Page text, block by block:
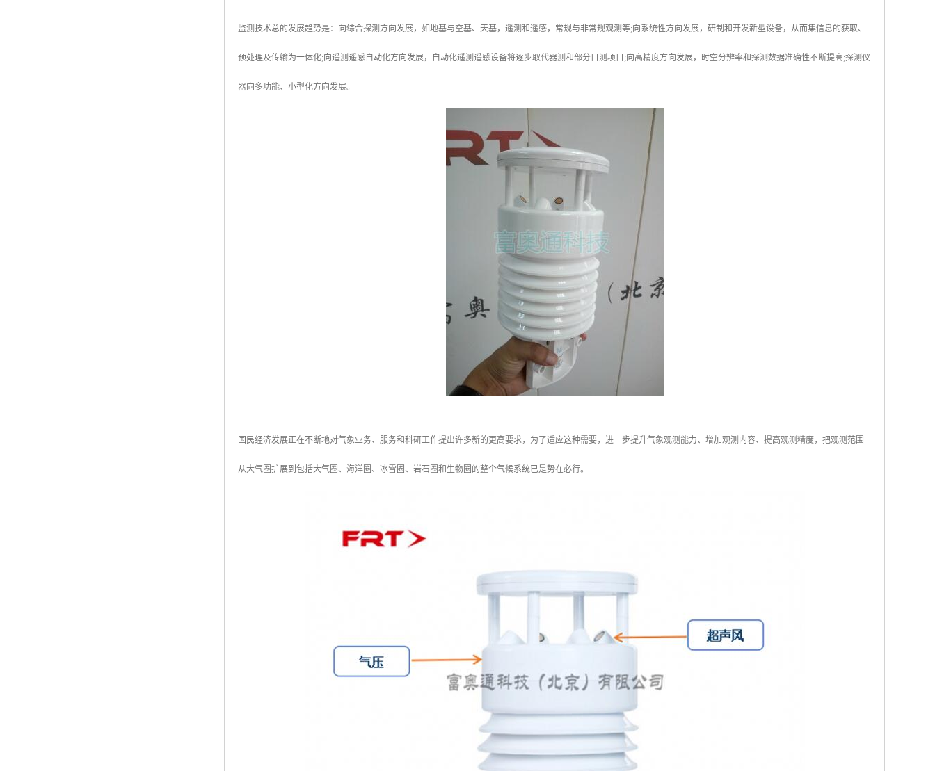
监测技术总的发展趋势是：向综合探测方向发展，如地基与空基、天基，遥测和遥感，常规与非常规观测等;向系统性方向发展，研制和开发新型设备，从而集信息的获取、
预处理及传输为一体化;向遥测遥感自动化方向发展，自动化遥测遥感设备将逐步取代器测和部分目测项目;向高精度方向发展，时空分辨率和探测数据准确性不断提高;探测仪
器向多功能、小型化方向发展。
国民经济发展正在不断地对气象业务、服务和科研工作提出许多新的更高要求，为了适应这种需要，进一步提升气象观测能力、增加观测内容、提高观测精度，把观测范围
从大气圈扩展到包括大气圈、海洋圈、冰雪圈、岩石圈和生物圈的整个气候系统已是势在必行。